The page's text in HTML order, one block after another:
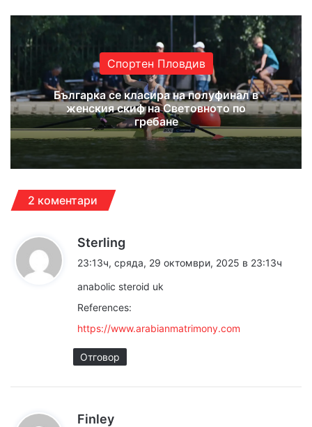
Спортен Пловдив
Българка се класира на полуфинал в
женския скиф на Световното по
гребане
2 коментари
Sterling
а
:
23:13ч, сряда, 29 октомври, 2025 в 23:13ч
anabolic steroid uk
References:
https://www.arabianmatrimony.com
Отговор
Finley